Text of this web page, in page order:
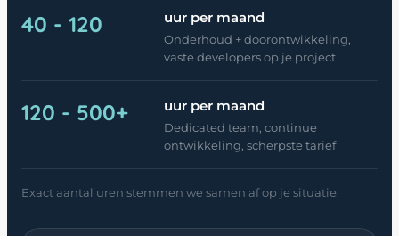
40 - 120 uur per maand
Onderhoud + doorontwikkeling,
vaste developers op je project
120 - 500+ uur per maand
Dedicated team, continue
ontwikkeling, scherpste tarief
Exact aantal uren stemmen we samen af op je situatie.